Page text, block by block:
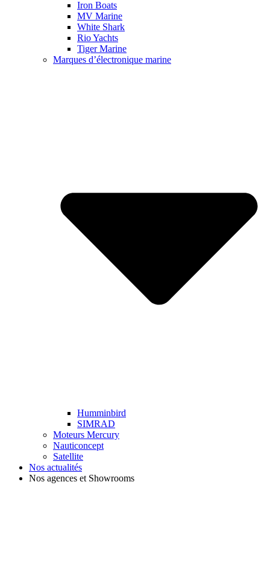
Iron Boats
MV Marine
White Shark
Rio Yachts
Tiger Marine
Marques d’électronique marine
Humminbird
SIMRAD
Moteurs Mercury
Nauticoncept
Satellite
Nos actualités
Nos agences et Showrooms